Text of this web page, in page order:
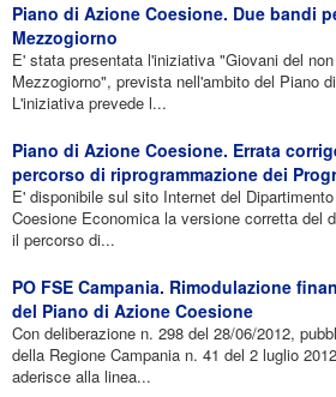
Piano di Azione Coesione. Due bandi
Mezzogiorno
E' stata presentata l'iniziativa "Giovani del
Mezzogiorno", prevista nell'ambito del Piano
L'iniziativa prevede l...
Piano di Azione Coesione. Errata
percorso di riprogrammazione dei
E' disponibile sul sito Internet del
Coesione Economica la versione corretta del
il percorso di...
PO FSE Campania. Rimodulazione
del Piano di Azione Coesione
Con deliberazione n. 298 del 28/06/2012,
della Regione Campania n. 41 del 2 luglio
aderisce alla linea...